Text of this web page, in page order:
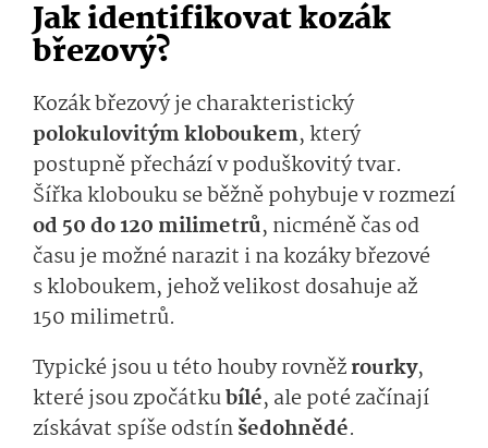
Jak identifikovat kozák
březový?
Kozák březový je charakteristický
polokulovitým kloboukem, který
postupně přechází v poduškovitý tvar.
Šířka klobouku se běžně pohybuje v rozmezí
od 50 do 120 milimetrů, nicméně čas od
času je možné narazit i na kozáky březové
s kloboukem, jehož velikost dosahuje až
150 milimetrů.
Typické jsou u této houby rovněžrourky,
které jsou zpočátkubílé, ale poté začínají
získávat spíše odstínšedohnědé.